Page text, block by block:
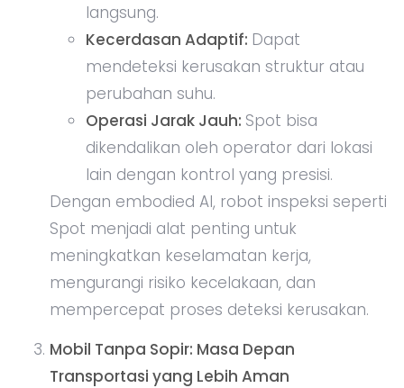
langsung.
Kecerdasan Adaptif: Dapat
mendeteksi kerusakan struktur atau
perubahan suhu.
Operasi Jarak Jauh: Spot bisa
dikendalikan oleh operator dari lokasi
lain dengan kontrol yang presisi.
Dengan embodied AI, robot inspeksi seperti
Spot menjadi alat penting untuk
meningkatkan keselamatan kerja,
mengurangi risiko kecelakaan, dan
mempercepat proses deteksi kerusakan.
Mobil Tanpa Sopir: Masa Depan
Transportasi yang Lebih Aman